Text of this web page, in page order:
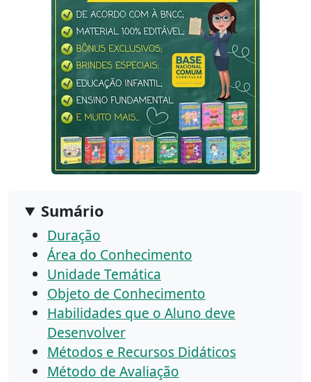
Sumário
Duração
Área do Conhecimento
Unidade Temática
Objeto de Conhecimento
Habilidades que o Aluno deve
Desenvolver
Métodos e Recursos Didáticos
Método de Avaliação